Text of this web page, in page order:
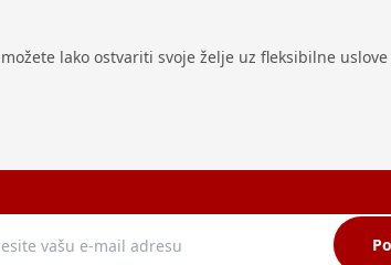
lako ostvariti svoje želje uz fleksibilne